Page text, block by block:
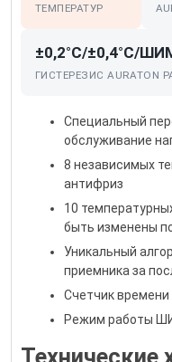
ТЕМПЕРАТУР
±0,2°C/±0,4°C/
ГИСТЕРЕЗИС AURATON
Специальный
обслуживание
8 независимых
антифриз
10
быть изменены
Уникальный
приемника за
Счетчик времени
Режим работы